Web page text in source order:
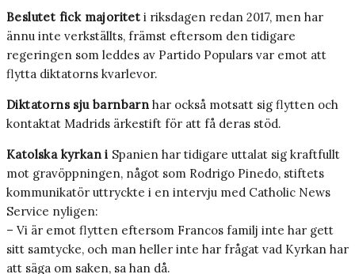
Beslutet fick majoritet i riksdagen redan 2017, men har
ännu inte verkställts, främst eftersom den tidigare
regeringen som leddes av Partido Populars var emot att
flytta diktatorns kvarlevor.
Diktatorns sju barnbarn har också motsatt sig flytten och
kontaktat Madrids ärkestift för att få deras stöd.
Katolska kyrkan i Spanien har tidigare uttalat sig kraftfullt
mot gravöppningen, något som Rodrigo Pinedo, stiftets
kommunikatör uttryckte i en intervju med Catholic News
Service nyligen:
– Vi är emot flytten eftersom Francos familj inte har gett
sitt samtycke, och man heller inte har frågat vad Kyrkan har
att säga om saken, sa han då.